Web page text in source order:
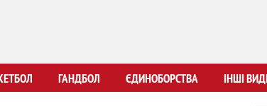
вмісту
ГАНДБОЛ ЄДИНОБОРСТВА ІНШІ